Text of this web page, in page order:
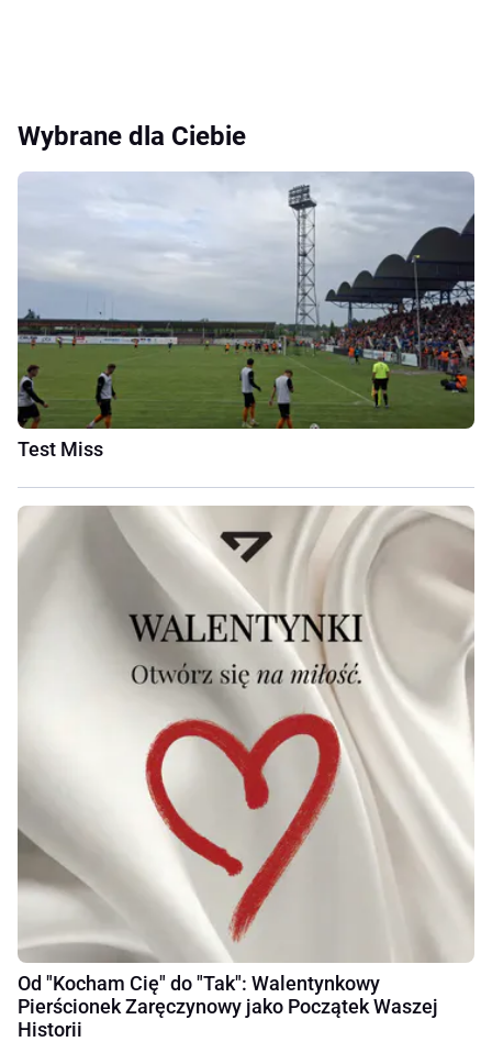
Wybrane dla Ciebie
Test Miss
Od "Kocham Cię" do "Tak": Walentynkowy
Pierścionek Zaręczynowy jako Początek Waszej
Historii